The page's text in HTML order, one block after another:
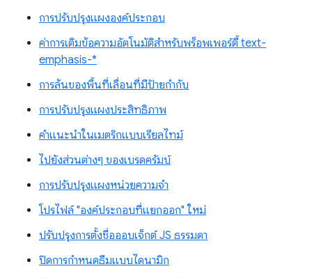
การปรับปรุงแผงองค์ประกอบ
ค่าการเติมข้อความอัตโนมัติสำหรับพร็อพเพอร์ตี้ text-
emphasis-*
การล้นของพื้นที่เลื่อนที่มีป้ายกำกับ
การปรับปรุงแผงประสิทธิภาพ
คำแนะนำในเมตริกแบบเรียลไทม์
ไปยังส่วนต่างๆ ของเบรดครัมบ์
การปรับปรุงแผงหน่วยความจำ
โปรไฟล์ "องค์ประกอบที่แยกออก" ใหม่
ปรับปรุงการตั้งชื่อออบเจ็กต์ JS ธรรมดา
ปิดการกำหนดธีมแบบไดนามิก